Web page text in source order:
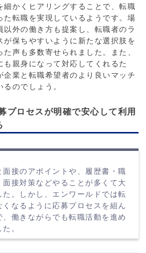
細かくヒアリングすることで、転職
た転職を実現しているようです。場
以外の働き方も提案し、転職者のラ
が保ちやすいように新たな選択肢を
声も多数寄せられました。また、
も親身になって対応してくれるた
企業と転職希望者のより良いマッチ
のでしょう。
ロセスが明確で安心して利用
接のアポイントや、履歴書・職
接対策などやることが多くて大
。しかし、エンワールドでは転
なるように応募プロセスを組ん
働きながらでも転職活動を進め
。